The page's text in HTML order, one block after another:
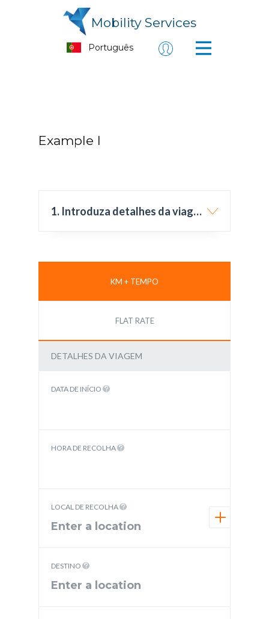
Mobility Services
Example I
1. Introduza detalhes da viagem
KM + TEMPO
FLAT RATE
DETALHES DA VIAGEM
DATA DE INÍCIO
HORA DE RECOLHA
LOCAL DE RECOLHA
DESTINO